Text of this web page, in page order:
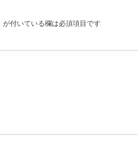
が付いている欄は必須項目です